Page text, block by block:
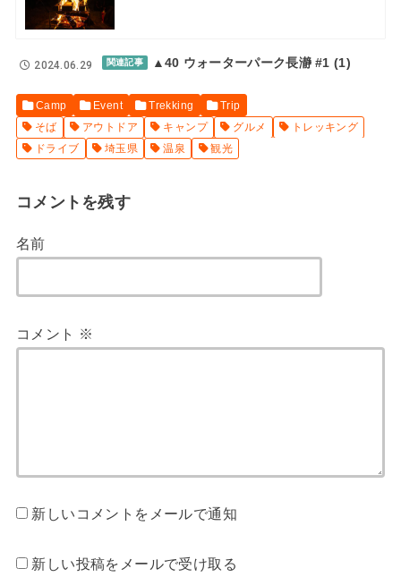
関連記事 ▲40 ウォーターパーク長瀞 #1 (1)
2024.06.29
Camp Event Trekking
Trip
そば
アウトドア キャンプ グルメ
トレッキング
ドライブ
埼玉県 温泉 観光
コメントを残す
名前
コメント ※
新しいコメントをメールで通知
新しい投稿をメールで受け取る